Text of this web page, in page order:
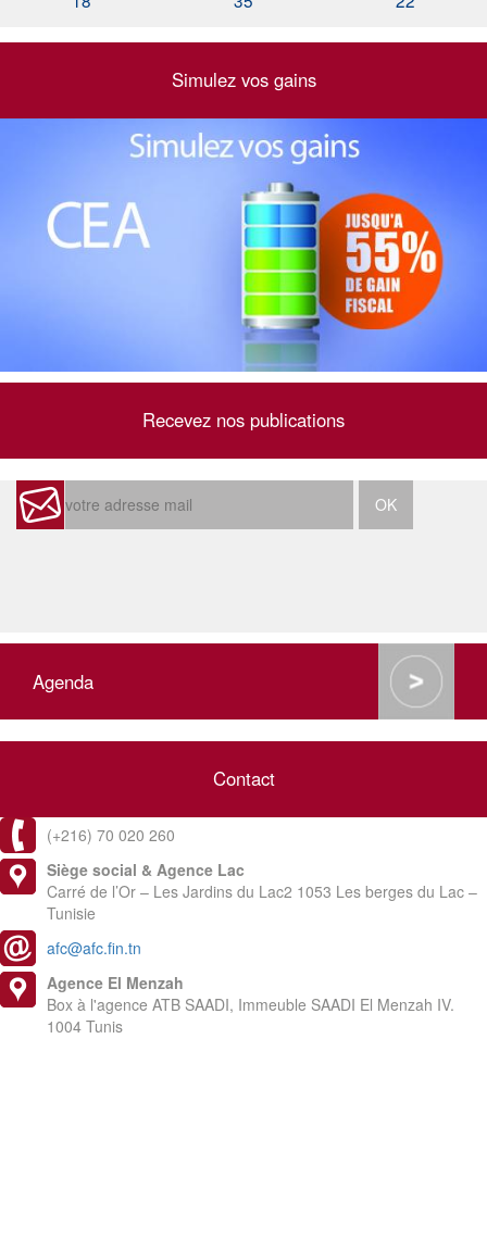
Simulez vos gains
Recevez nos publications
Agenda
Contact
(+216) 70 020 260
Siège social & Agence Lac
Carré de l’Or – Les Jardins du Lac2 1053 Les berges du Lac –
Tunisie
afc@afc.fin.tn
Agence El Menzah
Box à l'agence ATB SAADI, Immeuble SAADI El Menzah IV.
1004 Tunis